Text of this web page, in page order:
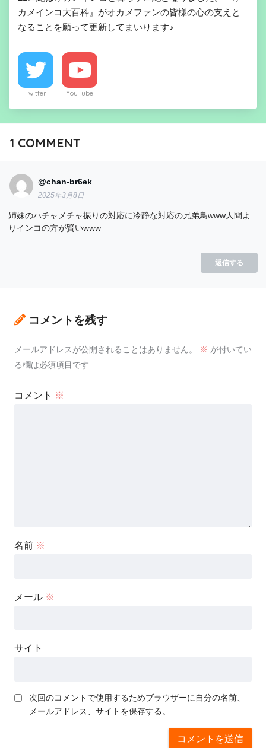
カメインコ大百科』がオカメファンの皆様の心の支えと
なることを願って更新してまいります♪
Twitter YouTube
1 COMMENT
@chan-br6ek
2025年3月8日
姉妹のハチャメチャ振りの対応に冷静な対応の兄弟鳥www人間よ
りインコの方が賢いwww
返信する
コメントを残す
メールアドレスが公開されることはありません。 ※ が付いてい
る欄は必須項目です
コメント ※
名前 ※
メール ※
サイト
次回のコメントで使用するためブラウザーに自分の名前、
メールアドレス、サイトを保存する。